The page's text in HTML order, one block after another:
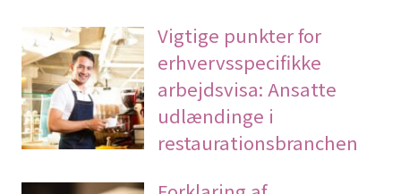
Vigtige punkter for
erhvervsspecifikke
arbejdsvisa: Ansatte
udlændinge i
restaurationsbranchen